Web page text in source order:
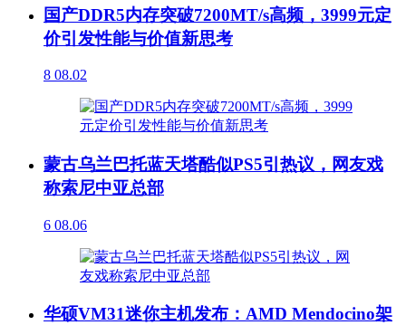
国产DDR5内存突破7200MT/s高频，3999元定
价引发性能与价值新思考
8 08.02
蒙古乌兰巴托蓝天塔酷似PS5引热议，网友戏
称索尼中亚总部
6 08.06
华硕VM31迷你主机发布：AMD Mendocino架